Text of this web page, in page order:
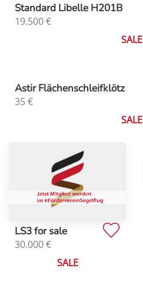
Standard Libelle H201B
19.500€
SALE
Astir Flächenschleifklötz
35€
SALE
LS3 for sale
30.000€
SALE